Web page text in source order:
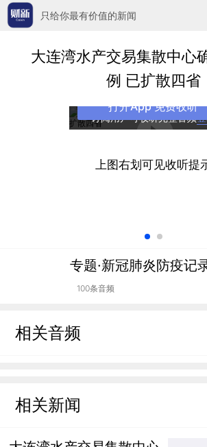
只给你最有价值的新闻
大连湾水产交易集散中心
例 已扩散四省
订阅用户可收听完整音频
打开App 免费收听
上图右划可见收听提
专题·新冠肺炎防疫记
100条音频
相关音频
相关新闻